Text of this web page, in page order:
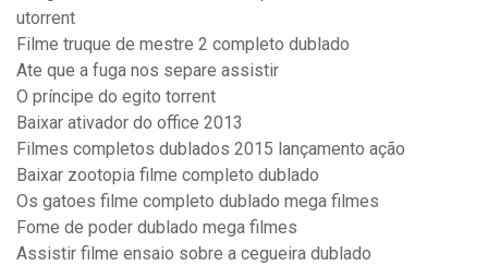
utorrent
Filme truque de mestre 2 completo dublado
Ate que a fuga nos separe assistir
O príncipe do egito torrent
Baixar ativador do office 2013
Filmes completos dublados 2015 lançamento ação
Baixar zootopia filme completo dublado
Os gatoes filme completo dublado mega filmes
Fome de poder dublado mega filmes
Assistir filme ensaio sobre a cegueira dublado